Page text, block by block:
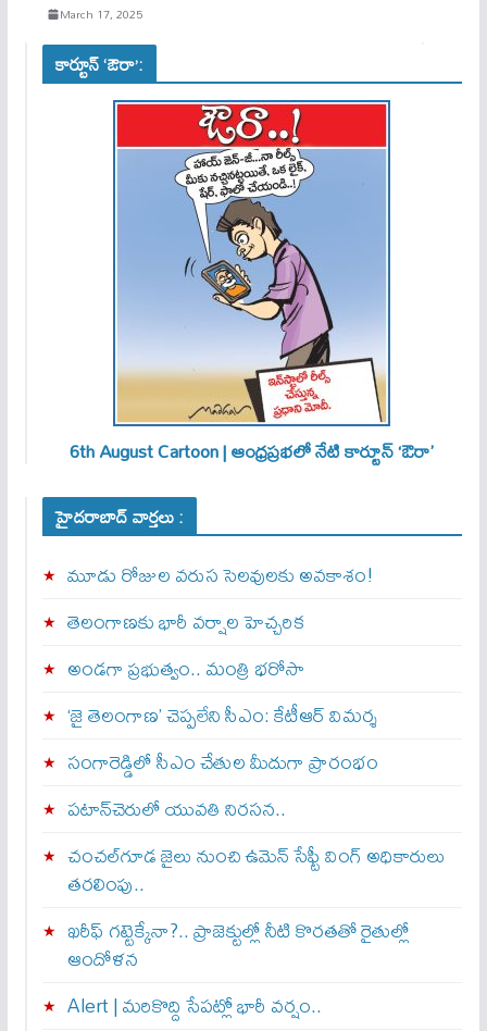
March 17, 2025
కార్టూన్ ‘ఔరా’:
6th August Cartoon | ఆంధ్రప్రభలో నేటి కార్టూన్ ‘ఔరా’
హైదరాబాద్ వార్తలు :
మూడు రోజుల వరుస సెలవులకు అవకాశం!
తెలంగాణకు భారీ వర్షాల హెచ్చరిక
అండగా ప్రభుత్వం.. మంత్రి భరోసా
‘జై తెలంగాణ’ చెప్పలేని సీఎం: కేటీఆర్ విమర్శ
సంగారెడ్డిలో సీఎం చేతుల మీదుగా ప్రారంభం
పటాన్‌చెరులో యువతి నిరసన..
చంచల్‌గూడ జైలు నుంచి ఉమెన్ సేఫ్టీ వింగ్ అధికారులు
తరలింపు..
ఖరీఫ్ గట్టెక్కేనా?.. ప్రాజెక్టుల్లో నీటి కొరతతో రైతుల్లో
ఆందోళన
Alert | మ‌రికొద్ది సేప‌ట్లో భారీ వ‌ర్షం..